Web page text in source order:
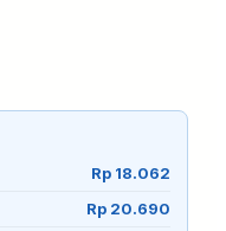
Rp 18.062
Rp 20.690